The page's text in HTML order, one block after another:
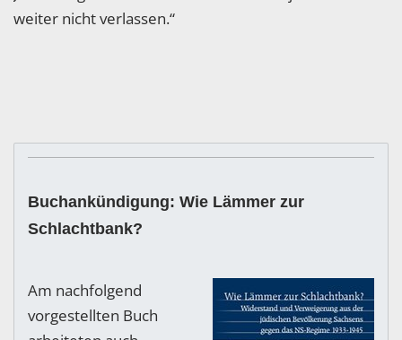
weiter nicht verlassen.“
Buchankündigung: Wie Lämmer zur
Schlachtbank?
Am nachfolgend
vorgestellten Buch